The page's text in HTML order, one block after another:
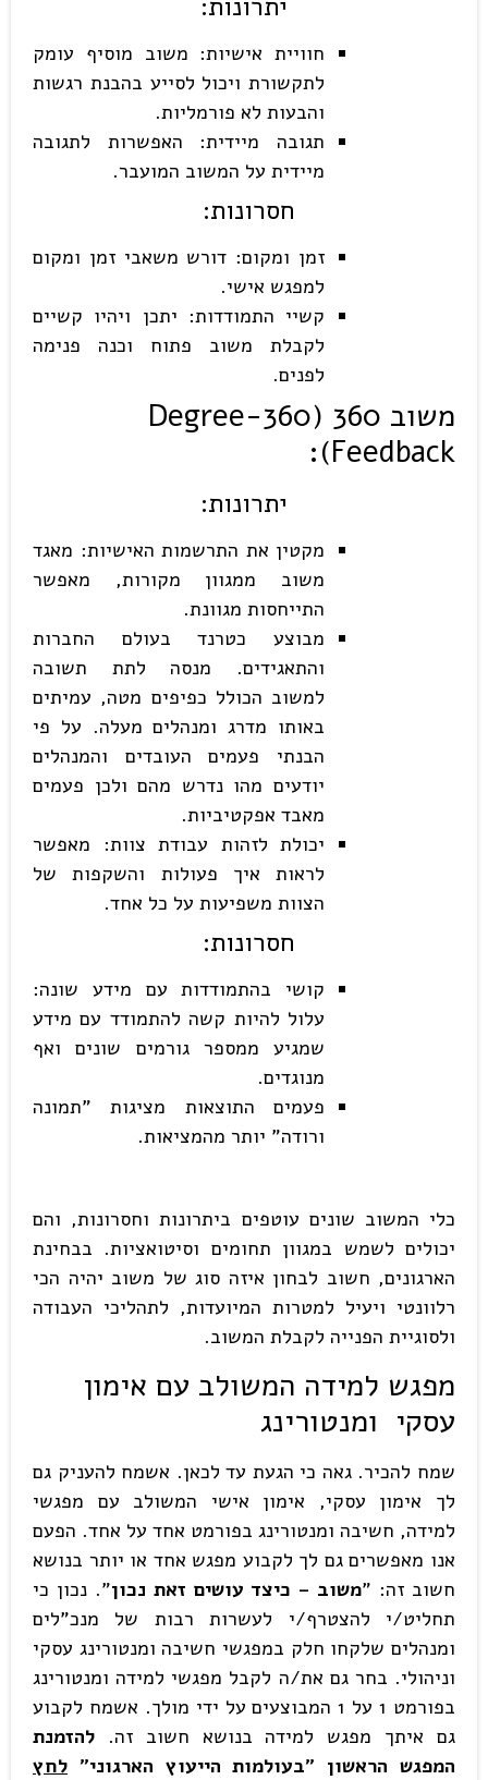
חוויית אישיות: משוב מוסיף עומק
לתקשורת ויכול לסייע בהבנת רגשות
והבעות לא פורמליות.
תגובה מיידית: האפשרות לתגובה
מיידית על המשוב המועבר.
חסרונות:
זמן ומקום: דורש משאבי זמן ומקום
למפגש אישי.
קשיי התמודדות: יתכן ויהיו קשיים
לקבלת משוב פתוח וכנה פנימה
לפנים.
משוב 360
(360-Degree
Feedback):
יתרונות:
מקטין את התרשמות האישיות: מאגד
משוב ממגוון מקורות, מאפשר
התייחסות מגוונת.
מבוצע כטרנד בעולם החברות
והתאגידים. מנסה לתת תשובה
למשוב הכולל כפיפים מטה, עמיתים
באותו מדרג ומנהלים מעלה. על פי
הבנתי פעמים העובדים והמנהלים
יודעים מהו נדרש מהם ולכן פעמים
מאבד אפקטיביות.
יכולת לזהות עבודת צוות: מאפשר
לראות איך פעולות והשקפות של
הצוות משפיעות על כל אחד.
חסרונות:
קושי בהתמודדות עם מידע שונה:
עלול להיות קשה להתמודד עם מידע
שמגיע ממספר גורמים שונים ואף
מנוגדים.
פעמים התוצאות מציגות "תמונה
ורודה" יותר מהמציאות.
כלי המשוב שונים עוטפים ביתרונות וחסרונות, והם
יכולים לשמש במגוון תחומים וסיטואציות. בבחינת
הארגונים, חשוב לבחון איזה סוג של משוב יהיה הכי
רלוונטי ויעיל למטרות המיועדות, לתהליכי העבודה
ולסוגיית הפנייה לקבלת המשוב.
מפגש למידה המשולב עם אימון
עסקי ומנטורינג
שמח להכיר. גאה כי הגעת עד לכאן. אשמח להעניק גם
לך אימון עסקי, אימון אישי המשולב עם מפגשי
למידה, חשיבה ומנטורינג בפורמט אחד על אחד. הפעם
אנו מאפשרים גם לך לקבוע מפגש אחד או יותר בנושא
חשוב זה: "משוב – כיצד עושים זאת נכון". נכון כי
תחליט/י להצטרף/י לעשרות רבות של מנכ"לים
ומנהלים שלקחו חלק במפגשי חשיבה ומנטורינג עסקי
וניהולי. בחר גם את/ה לקבל מפגשי למידה ומנטורינג
בפורמט 1 על 1 המבוצעים על ידי מולך. אשמח לקבוע
גם איתך מפגש למידה בנושא חשוב זה. להזמנת
המפגש הראשון "בעולמות הייעוץ הארגוני" לחץ